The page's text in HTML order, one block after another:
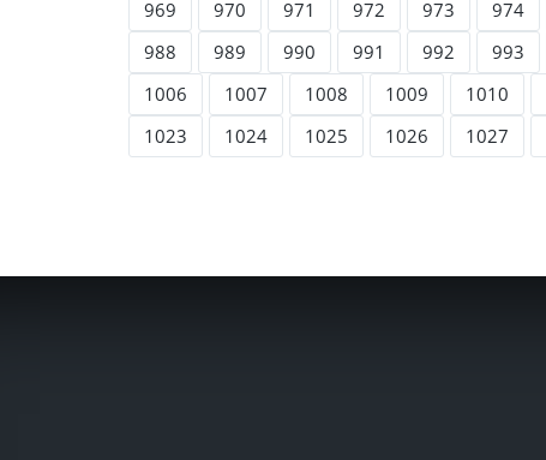
969
970 971 972 973 974
988
989 990 991 992 993
1006
1007 1008 1009 1010
1023
1024 1025 1026 1027